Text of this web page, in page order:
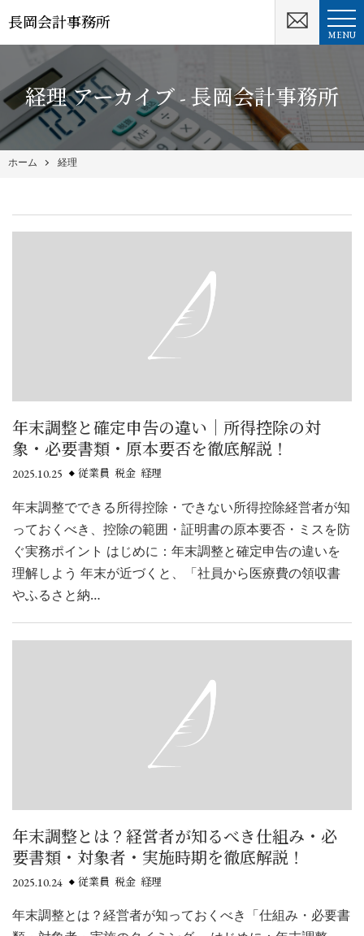
長岡会計事務所
MENU
経理 アーカイブ - 長岡会計事務所
ホーム 経理
年末調整と確定申告の違い｜所得控除の対
象・必要書類・原本要否を徹底解説！
2025.10.25 従業員 税金 経理
年末調整でできる所得控除・できない所得控除経営者が知
っておくべき、控除の範囲・証明書の原本要否・ミスを防
ぐ実務ポイント はじめに：年末調整と確定申告の違いを
理解しよう 年末が近づくと、「社員から医療費の領収書
やふるさと納…
年末調整とは？経営者が知るべき仕組み・必
要書類・対象者・実施時期を徹底解説！
2025.10.24 従業員 税金 経理
年末調整とは？経営者が知っておくべき「仕組み・必要書